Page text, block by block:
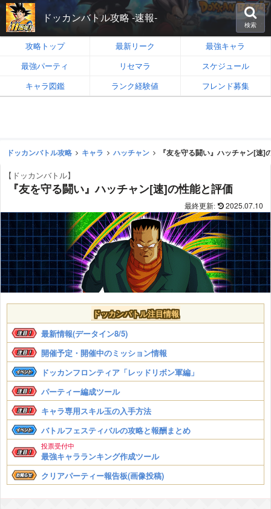
ドッカンバトル攻略 -速報-
検索
攻略トップ 最新リーク
最強キャラ
最強パーティ
リセマラ
スケジュール
キャラ図鑑
ランク経験値 フレンド募集
ドッカンバトル攻略 キャラ ハッチャン 『友を守る闘い』ハッチャン[速]
【ドッカンバトル】
『友を守る闘い』ハッチャン[速]の性能と評価
2025.07.10
ドッカンバトル注目情報
最新情報(データイン8/5)
開催予定・開催中のミッション情報
ドッカンフロンティア「レッドリボン軍編」
パーティー編成ツール
キャラ専用スキル玉の入手方法
バトルフェスティバルの攻略と報酬まとめ
投票受付中
最強キャラランキング作成ツール
クリアパーティー報告板(画像投稿)